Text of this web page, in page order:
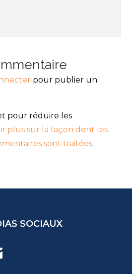
pour publier un
pour réduire les
plus sur la façon dont les
sont traitées.
SOCIAUX